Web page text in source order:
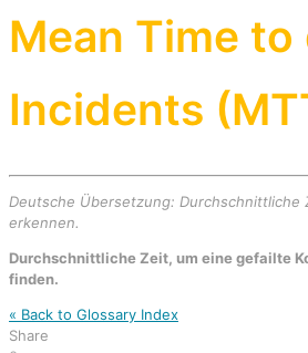
Mean Time
Incidents
Deutsche Übersetzung: Durchschnittliche
erkennen.
Durchschnittliche Zeit, um eine gefailte
finden.
« Back to Glossary Index
Share